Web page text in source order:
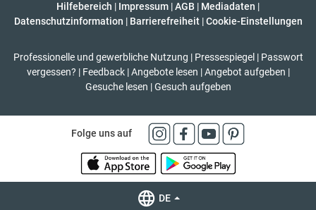
Hilfebereich | Impressum |AGB | Mediadaten |
Datenschutzinformation | Barrierefreiheit | Cookie-Einstellungen
Professionelle und gewerbliche Nutzung | Pressespiegel | Passwort
vergessen? | Feedback | Angebote lesen | Angebot aufgeben |
Gesuche lesen | Gesuch aufgeben
Folge uns auf
DE